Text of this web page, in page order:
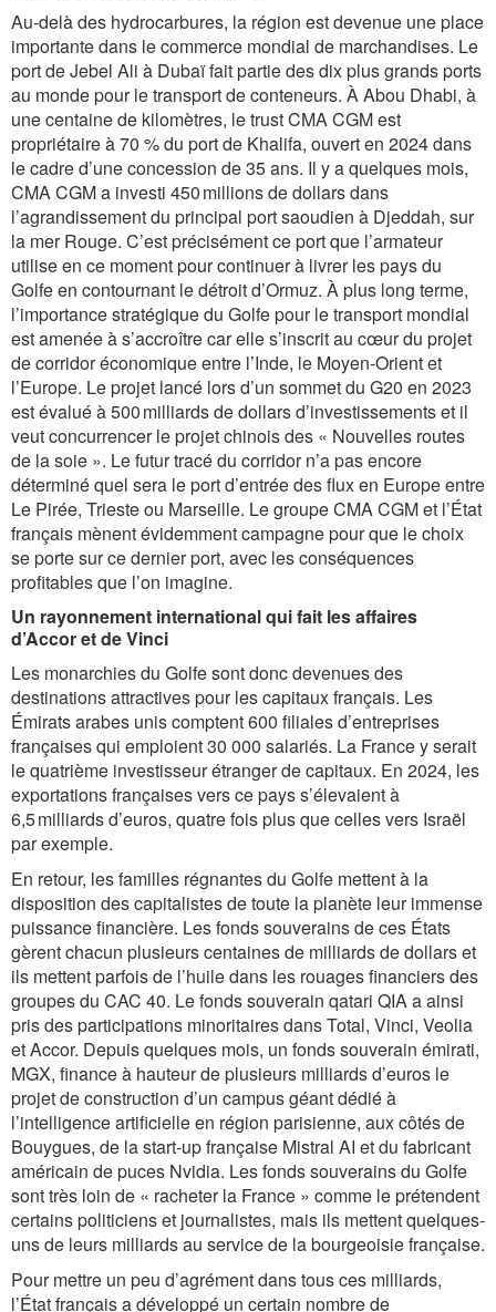
Au-delà des hydrocarbures, la région est devenue une place
importante dans le commerce mondial de marchandises. Le
port de Jebel Ali à Dubaï fait partie des dix plus grands ports
au monde pour le transport de conteneurs. À Abou Dhabi, à
une centaine de kilomètres, le trust CMA CGM est
propriétaire à 70 % du port de Khalifa, ouvert en 2024 dans
le cadre d’une concession de 35 ans. Il y a quelques mois,
CMA CGM a investi 450 millions de dollars dans
l’agrandissement du principal port saoudien à Djeddah, sur
la mer Rouge. C’est précisément ce port que l’armateur
utilise en ce moment pour continuer à livrer les pays du
Golfe en contournant le détroit d’Ormuz. À plus long terme,
l’importance stratégique du Golfe pour le transport mondial
est amenée à s’accroître car elle s’inscrit au cœur du projet
de corridor économique entre l’Inde, le Moyen-Orient et
l’Europe. Le projet lancé lors d’un sommet du G20 en 2023
est évalué à 500 milliards de dollars d’investissements et il
veut concurrencer le projet chinois des « Nouvelles routes
de la soie ». Le futur tracé du corridor n’a pas encore
déterminé quel sera le port d’entrée des flux en Europe entre
Le Pirée, Trieste ou Marseille. Le groupe CMA CGM et l’État
français mènent évidemment campagne pour que le choix
se porte sur ce dernier port, avec les conséquences
profitables que l’on imagine.
Un rayonnement international qui fait les affaires
d’Accor et de Vinci
Les monarchies du Golfe sont donc devenues des
destinations attractives pour les capitaux français. Les
Émirats arabes unis comptent 600 filiales d’entreprises
françaises qui emploient 30 000 salariés. La France y serait
le quatrième investisseur étranger de capitaux. En 2024, les
exportations françaises vers ce pays s’élevaient à
6,5 milliards d’euros, quatre fois plus que celles vers Israël
par exemple.
En retour, les familles régnantes du Golfe mettent à la
disposition des capitalistes de toute la planète leur immense
puissance financière. Les fonds souverains de ces États
gèrent chacun plusieurs centaines de milliards de dollars et
ils mettent parfois de l’huile dans les rouages financiers des
groupes du CAC 40. Le fonds souverain qatari QIA a ainsi
pris des participations minoritaires dans Total, Vinci, Veolia
et Accor. Depuis quelques mois, un fonds souverain émirati,
MGX, finance à hauteur de plusieurs milliards d’euros le
projet de construction d’un campus géant dédié à
l’intelligence artificielle en région parisienne, aux côtés de
Bouygues, de la start-up française Mistral AI et du fabricant
américain de puces Nvidia. Les fonds souverains du Golfe
sont très loin de « racheter la France » comme le prétendent
certains politiciens et journalistes, mais ils mettent quelques-
uns de leurs milliards au service de la bourgeoisie française.
Pour mettre un peu d’agrément dans tous ces milliards,
l’État français a développé un certain nombre de